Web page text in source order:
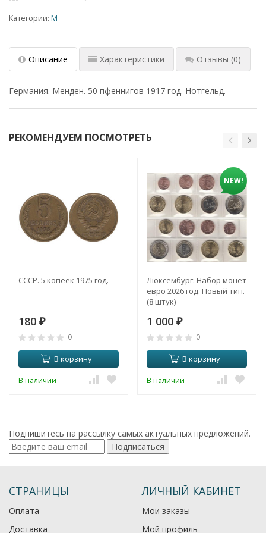
Категории: М
Описание Характеристики Отзывы (0)
Германия. Менден. 50 пфеннигов 1917 год. Нотгельд.
РЕКОМЕНДУЕМ ПОСМОТРЕТЬ
СССР. 5 копеек 1975 год.
180 ₽
0
В корзину
В наличии
NEW!
Люксембург. Набор монет
евро 2026 год. Новый тип.
(8 штук)
1 000 ₽
0
В корзину
В наличии
Подпишитесь на рассылку самых актуальных предложений.
Подписаться
СТРАНИЦЫ
Оплата
Доставка
ЛИЧНЫЙ КАБИНЕТ
Мои заказы
Мой профиль